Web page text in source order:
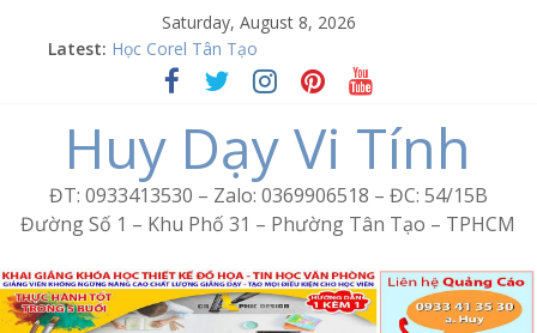
Saturday, August 8, 2026
Latest: Word Bình Trị Đông – Tin học văn phòng cấp tốc
Học Corel Tân Tạo
Cách tạo USB Boot bằng Ventoy
Excel Bình Trị Đông – Vi tính văn phòng cấp tốc
Huy Dạy Vi Tính
ĐT: 0933413530 – Zalo: 0369906518 – ĐC: 54/15B
Đường Số 1 – Khu Phố 31 – Phường Tân Tạo – TPHCM